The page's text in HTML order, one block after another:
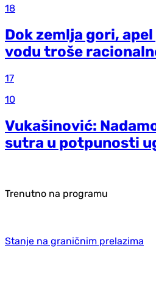
18
Dok zemlja gori,
vodu troše
17
10
Vukašinović:
sutra u potpunosti
Trenutno na programu
Stanje na graničnim prelazima